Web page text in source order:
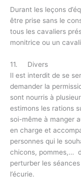
Durant les leçons
être prise sans le
tous les cavaliers
monitrice ou un
11. Divers
Il est interdit de se
demander la
sont nourris à
estimons les rations
soi-même à manger
en charge et
personnes qui le
chicons, pommes,…
perturber les
l’écurie.